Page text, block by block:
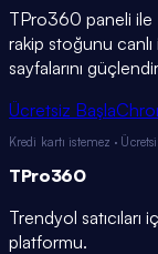
TPro360 paneli ile
rakip stoğunu
sayfalarını
Ücretsiz Başla
Kredi kartı istemez ·
TPro360
Trendyol satıcıları
platformu.